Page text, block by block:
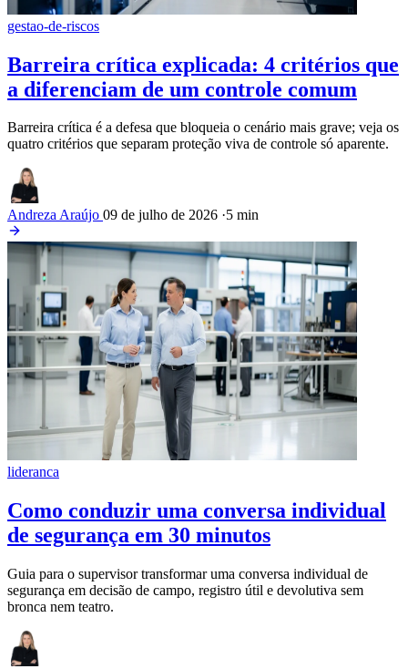
gestao-de-riscos
Barreira crítica explicada: 4 critérios que
a diferenciam de um controle comum
Barreira crítica é a defesa que bloqueia o cenário mais grave; veja os
quatro critérios que separam proteção viva de controle só aparente.
Andreza Araújo 09 de julho de 2026 ·5 min
lideranca
Como conduzir uma conversa individual
de segurança em 30 minutos
Guia para o supervisor transformar uma conversa individual de
segurança em decisão de campo, registro útil e devolutiva sem
bronca nem teatro.